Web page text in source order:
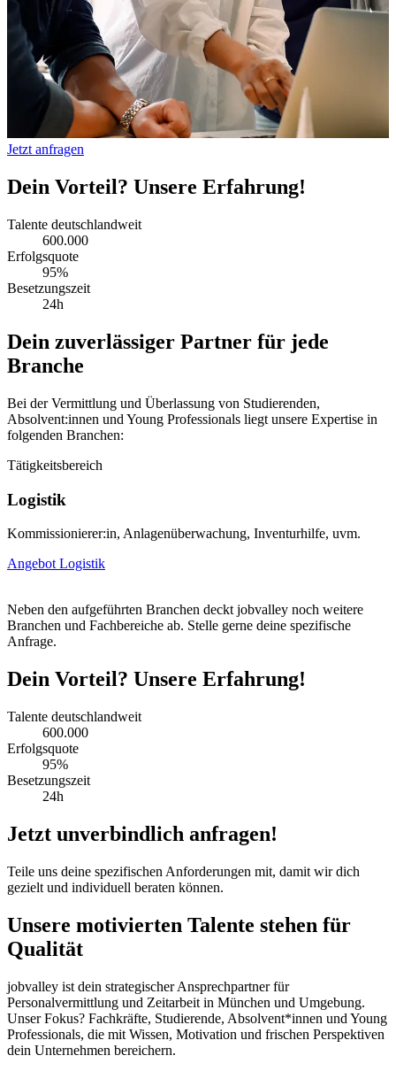
Jetzt anfragen
Dein Vorteil? Unsere Erfahrung!
Talente deutschlandweit
600.000
Erfolgsquote
95%
Besetzungszeit
24h
Dein zuverlässiger Partner für jede
Branche
Bei der Vermittlung und Überlassung von Studierenden,
Absolvent:innen und Young Professionals liegt unsere Expertise in
folgenden Branchen:
Tätigkeitsbereich
Logistik
Kommissionierer:in, Anlagenüberwachung, Inventurhilfe, uvm.
Angebot Logistik
Neben den aufgeführten Branchen deckt jobvalley noch weitere
Branchen und Fachbereiche ab. Stelle gerne deine spezifische
Anfrage.
Dein Vorteil? Unsere Erfahrung!
Talente deutschlandweit
600.000
Erfolgsquote
95%
Besetzungszeit
24h
Jetzt unverbindlich anfragen!
Teile uns deine spezifischen Anforderungen mit, damit wir dich
gezielt und individuell beraten können.
Unsere motivierten Talente stehen für
Qualität
jobvalley ist dein strategischer Ansprechpartner für
Personalvermittlung und Zeitarbeit in München und Umgebung.
Unser Fokus? Fachkräfte, Studierende, Absolvent*innen und Young
Professionals, die mit Wissen, Motivation und frischen Perspektiven
dein Unternehmen bereichern.